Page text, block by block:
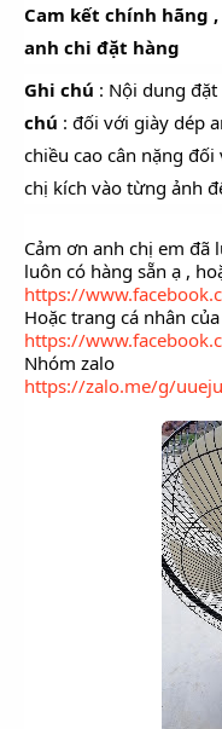
Cam kết chính hãng
anh chi đặt hàng
Ghi chú : Nội dung
chú : đối với giày dép
chiều cao cân nặng
chị kích vào từng ảnh
Cảm ơn anh chị em đã
luôn có hàng sẵn ạ ,
https://
Hoặc trang cá nhân
https://
Nhóm zalo
https://zalo.me/g/